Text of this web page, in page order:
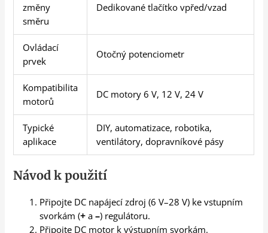
změny
směru
Dedikované tlačítko vpřed/vzad
Ovládací
prvek
Otočný potenciometr
Kompatibilita
motorů
DC motory 6 V, 12 V, 24 V
Typické
aplikace
DIY, automatizace, robotika,
ventilátory, dopravníkové pásy
Návod k použití
Připojte DC napájecí zdroj (6 V–28 V) ke vstupním
svorkám (+ a–) regulátoru.
Připojte DC motor k výstupním svorkám.